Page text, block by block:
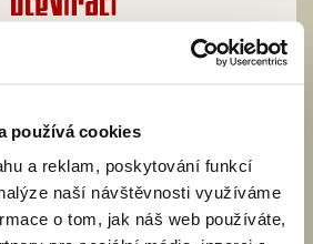
používá cookies
a reklam, poskytování funkcí
naší návštěvnosti využíváme
o tom, jak náš web používáte,
14-24
14-01